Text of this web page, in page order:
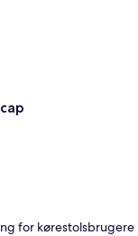
for kørestolsbrugere